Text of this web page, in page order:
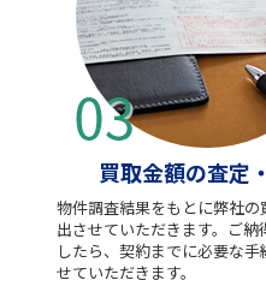
買取金額の査定
物件調査結果をもとに弊社の
出させていただきます。ご納
したら、契約までに必要な手
せていただきます。